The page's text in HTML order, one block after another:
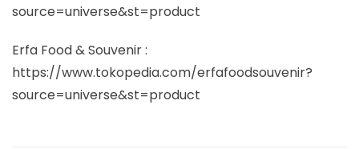
source=universe&st=product
Erfa Food & Souvenir :
https://www.tokopedia.com/erfafoodsouvenir?
source=universe&st=product